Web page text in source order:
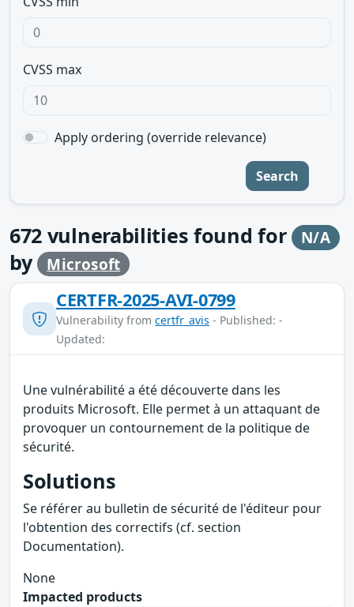
CVSS max
Apply ordering (override relevance)
Search
672 vulnerabilities found for N/A
by Microsoft
CERTFR-2025-AVI-0799
Vulnerability from certfr_avis - Published: -
Updated:
Une vulnérabilité a été découverte dans les
produits Microsoft. Elle permet à un attaquant de
provoquer un contournement de la politique de
sécurité.
Solutions
Se référer au bulletin de sécurité de l'éditeur pour
l'obtention des correctifs (cf. section
Documentation).
None
Impacted products